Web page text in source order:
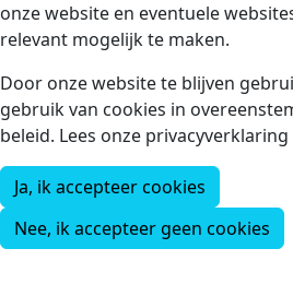
onze website en eventuele
relevant mogelijk te maken.
Door onze website te blijven
gebruik van cookies in
beleid. Lees onze
Ja, ik accepteer cookies
Nee, ik accepteer geen cookies